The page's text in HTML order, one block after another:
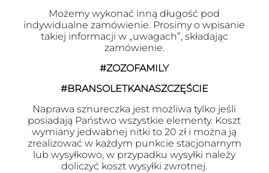
Możemy wykonać inną długość pod
indywidualne zamówienie. Prosimy o wpisanie
takiej informacji w „uwagach”, składając
zamówienie.
#ZOZOFAMILY
#BRANSOLETKANASZCZĘŚCIE
Naprawa sznureczka jest możliwa tylko jeśli
posiadają Państwo wszystkie elementy. Koszt
wymiany jedwabnej nitki to 20 zł i można ją
zrealizować w każdym punkcie stacjonarnym
lub wysyłkowo, w przypadku wysyłki należy
doliczyć koszt wysyłki zwrotnej.